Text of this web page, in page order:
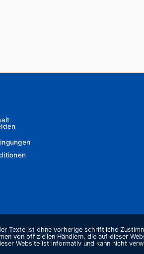
Texte ist ohne vorherige schriftliche
von offiziellen Händlern, die auf dieser
Website ist informativ und kann nicht